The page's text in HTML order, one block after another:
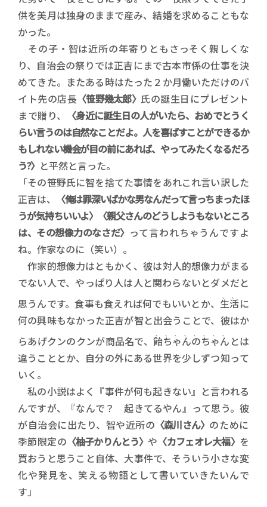
供を美月は独身のままで産み、結婚を求めることもな
かった。
その子・智は近所の年寄りともさっそく親しくな
り、自治会の祭りでは正吉にまで古本市係の仕事を決
めてきた。またある時はたった２か月働いただけのバ
イト先の店長 〈笹野幾太郎〉氏の誕生日にプレゼント
まで贈り、
〈身近に誕生日の人がいたら、おめでとうく
らい言うのは自然なことだよ。人を喜ばすことができるか
もしれない機会が目の前にあれば、やってみたくなるだろ
う?〉 と平然と言った。
「その笹野氏に智を捨てた事情をあれこれ言い訳した
正吉は、
〈俺は罪深いばかな男なんだって言っちまったほ
うが気持ちいいよ〉〈親父さんのどうしようもないところ
は、その想像力のなさだ〉 って言われちゃうんですよ
ね。作家なのに（笑い）。
作家的想像力はともかく、彼は対人的想像力がまる
でない人で、やっぱり人は人と関わらないとダメだと
思うんです。食事も食えれば何でもいいとか、 生活
、、
に
何の興味もなかった正吉が智と出会うことで、彼はか
らあげクンのクンが商品名で、 飴ちゃんのちゃん
、、、、、、、、
とは
違うこととか、自分の外にある世界を少しずつ知って
いく。
私の小説はよく『事件が何も起きない』と言われる
んですが、『なんで？ 起きてるやん』って思う。彼
が自治会に出たり、智や近所の 〈森川さん〉 のために
季節限定の 〈柚子かりんとう〉 や 〈カフェオレ大福〉 を
買おうと思うこと自体、大事件で、そういう小さな変
化や発見を、笑える物語として書いていきたいんで
す」